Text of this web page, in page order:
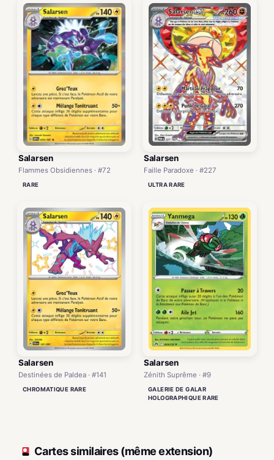
Salarsen
Flammes Obsidiennes · #72
RARE
Salarsen
Faille Paradoxe · #227
ULTRA RARE
Salarsen
Destinées de Paldea · #141
CHROMATIQUE RARE
Salarsen
Zénith Suprême · #9
GALERIE DE GALAR
HOLOGRAPHIQUE RARE
Cartes similaires (même extension)